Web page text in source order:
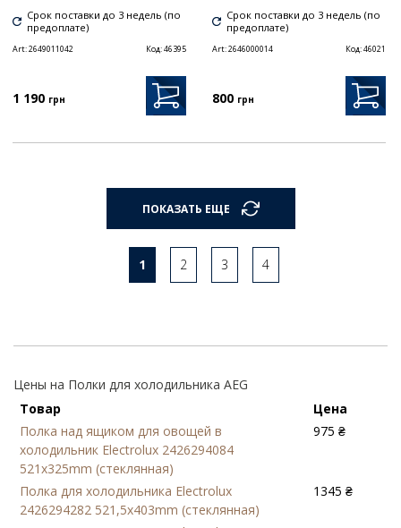
Срок поставки до 3 недель (по
предоплате)
Art:2649011042 Код:46395
1 190 грн
Срок поставки до 3 недель (по
предоплате)
Art:2646000014 Код:46021
800 грн
ПОКАЗАТЬ ЕЩЕ
1 2 3 4
Цены на Полки для холодильника AEG
Товар
Цена
Полка над ящиком для овощей в
холодильник Electrolux 2426294084
521x325mm (стеклянная)
975 ₴
Полка для холодильника Electrolux
2426294282 521,5x403mm (стеклянная)
1345 ₴